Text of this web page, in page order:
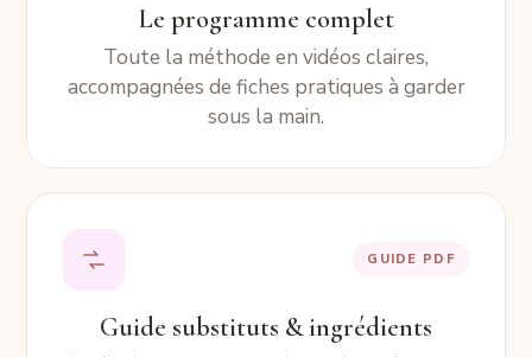
Le programme complet
Toute la méthode en vidéos claires,
accompagnées de fiches pratiques à garder
sous la main.
GUIDE PDF
Guide substituts & ingrédients